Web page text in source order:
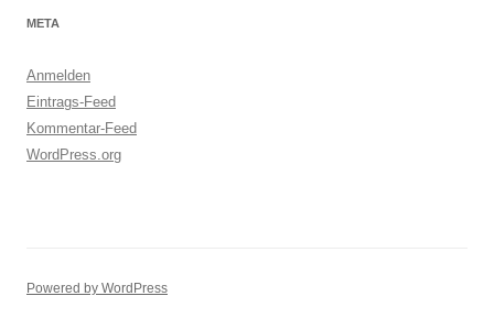
META
Anmelden
Eintrags-Feed
Kommentar-Feed
WordPress.org
Powered by WordPress